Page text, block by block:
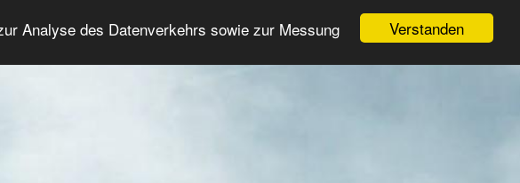
Verstanden
Analyse des Datenverkehrs sowie zur Messung
Anmelden